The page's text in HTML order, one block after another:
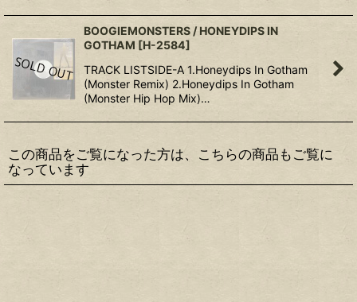
BOOGIEMONSTERS / HONEYDIPS IN
GOTHAM [H-2584]
TRACK LISTSIDE-A 1.Honeydips In Gotham
(Monster Remix) 2.Honeydips In Gotham
(Monster Hip Hop Mix)…
この商品をご覧になった方は、こちらの商品もご覧に
なっています